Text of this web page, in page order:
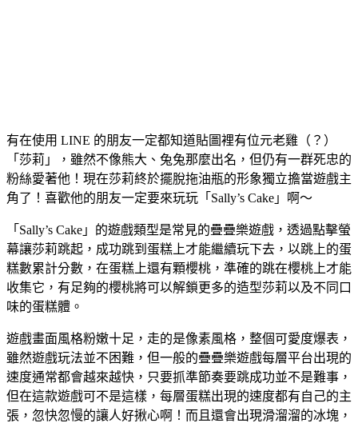
有在使用 LINE 的朋友一定都知道貼圖裡有位元老雞（？）
「莎莉」，雖然不像熊大、兔兔那麼出名，但仍有一群死忠的
粉絲愛著他！現在莎莉終於擺脫拖油瓶的形象獨立擔當遊戲主
角了！喜歡他的朋友一定要來玩玩「Sally’s Cake」啊～
「Sally’s Cake」的遊戲類型是常見的疊疊樂遊戲，透過點擊螢
幕讓莎莉跳起，成功跳到蛋糕上才能繼續玩下去，以跳上的蛋
糕數累計分數，在蛋糕上還有顆櫻桃，準確的跳在櫻桃上才能
收集它，有足夠的櫻桃將可以解鎖更多的造型莎莉以及不同口
味的蛋糕體。
遊戲畫面風格粉嫩十足，走的是像素風格，整個可愛度爆表，
雖然遊戲玩法並不困難，但一般的疊疊樂遊戲每層平台出現的
速度通常都會越來越快，只要抓準節奏要跳成功並不是難事，
但在這款遊戲可不是這樣，每層蛋糕出現的速度都有自己的主
張，忽快忽慢的讓人好揪心啊！而且還會出現滑溜溜的冰塊，